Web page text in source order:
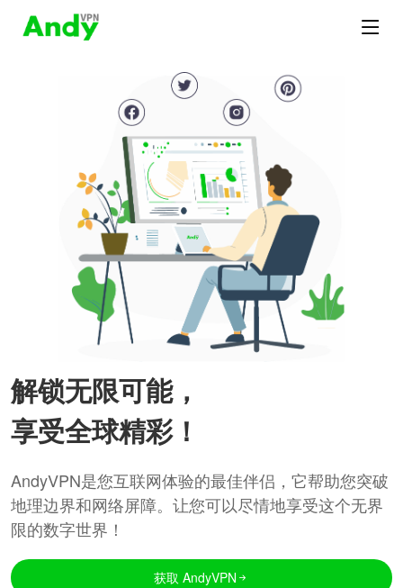
解锁无限可能，
享受全球精彩！
AndyVPN是您互联网体验的最佳伴侣，它帮助您突破
地理边界和网络屏障。让您可以尽情地享受这个无界
限的数字世界！
获取 AndyVPN